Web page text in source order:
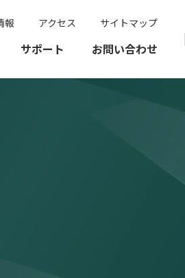
報 アクセス サイトマップ
サポート お問い合わせ